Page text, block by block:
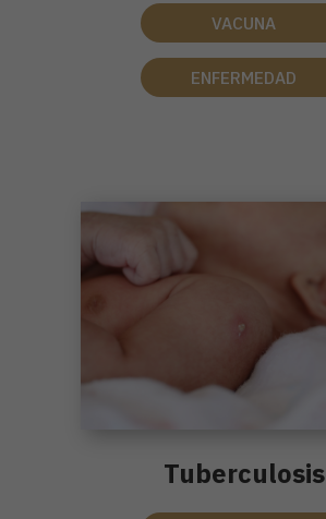
VACUNA
ENFERMEDAD
Tuberculosis